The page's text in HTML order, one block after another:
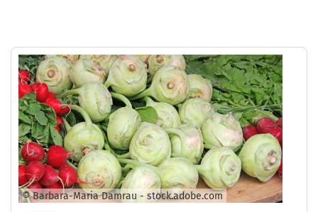
© Barbara-Maria Damrau - stock.adobe.com